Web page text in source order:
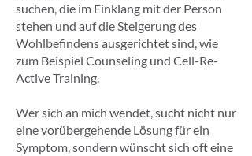
suchen, die im Einklang mit der Person
stehen und auf die Steigerung des
Wohlbefindens ausgerichtet sind, wie
zum Beispiel Counseling und Cell-Re-
Active Training.
Wer sich an mich wendet, sucht nicht nur
eine vorübergehende Lösung für ein
Symptom, sondern wünscht sich oft eine